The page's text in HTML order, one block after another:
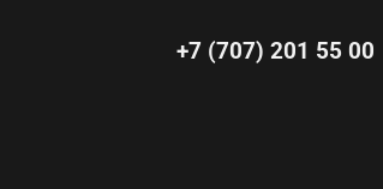
+7 (707) 201 55 00